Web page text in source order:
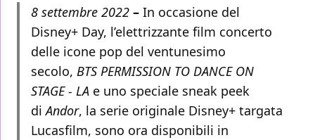
8 settembre 2022 – In occasione del
Disney+ Day, l’elettrizzante film concerto
delle icone pop del ventunesimo
secolo, BTS PERMISSION TO DANCE ON
STAGE - LA e uno speciale sneak peek
diAndor, la serie originale Disney+ targata
Lucasfilm, sono ora disponibili in